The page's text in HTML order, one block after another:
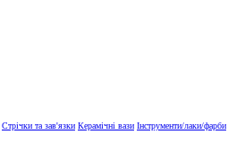
Стрічки та зав'язки Керамічні вази Інструменти/лаки/фарби